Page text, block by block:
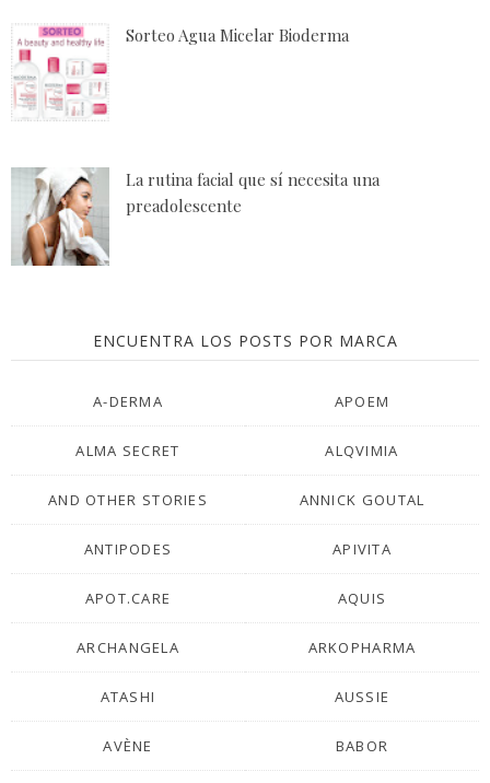
Sorteo Agua Micelar Bioderma
La rutina facial que sí necesita una
preadolescente
ENCUENTRA LOS POSTS POR MARCA
A-DERMA APOEM
ALMA SECRET ALQVIMIA
AND OTHER STORIES ANNICK GOUTAL
ANTIPODES APIVITA
APOT.CARE AQUIS
ARCHANGELA ARKOPHARMA
ATASHI AUSSIE
AVÈNE BABOR